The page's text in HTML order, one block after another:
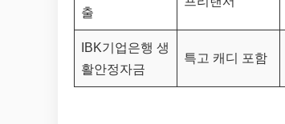
출
IBK기업은행 생
활안정자금
특고 캐디 포함